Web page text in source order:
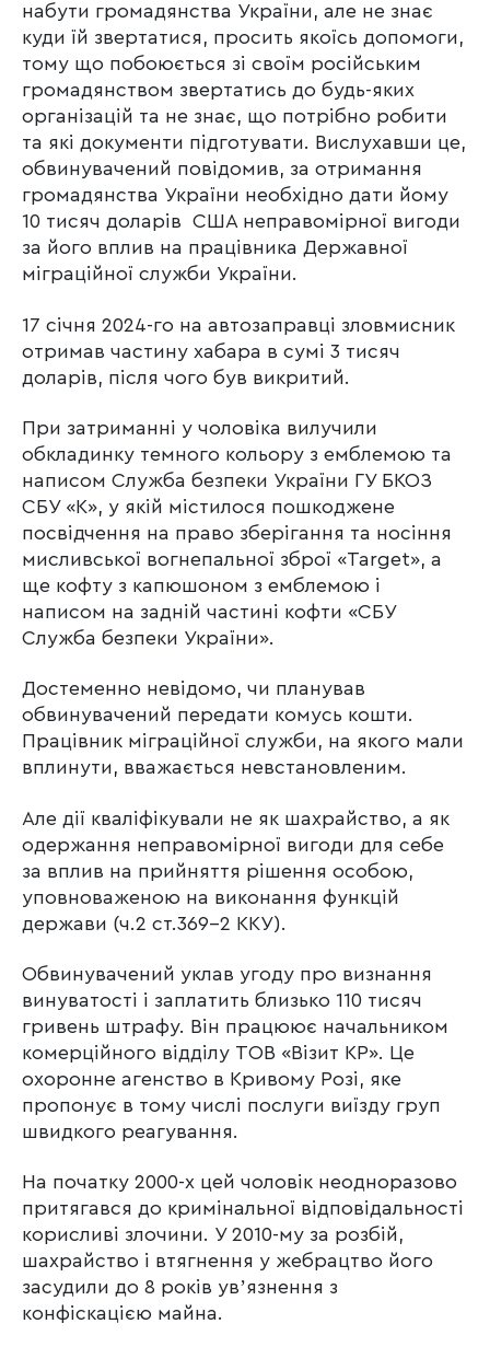
набути громадянства України, але не знає
куди їй звертатися, просить якоїсь допомоги,
тому що побоюється зі своїм російським
громадянством звертатись до будь-яких
організацій та не знає, що потрібно робити
та які документи підготувати. Вислухавши це,
обвинувачений повідомив, за отримання
громадянства України необхідно дати йому
10 тисяч доларів США неправомірної вигоди
за його вплив на працівника Державної
міграційної служби України.
17 січня 2024-го на автозаправці зловмисник
отримав частину хабара в сумі 3 тисяч
доларів, після чого був викритий.
При затриманні у чоловіка вилучили
обкладинку темного кольору з емблемою та
написом Служба безпеки України ГУ БКОЗ
СБУ «К», у якій містилося пошкоджене
посвідчення на право зберігання та носіння
мисливської вогнепальної зброї «Target», а
ще кофту з капюшоном з емблемою і
написом на задній частині кофти «СБУ
Служба безпеки України».
Достеменно невідомо, чи планував
обвинувачений передати комусь кошти.
Працівник міграційної служби, на якого мали
вплинути, вважається невстановленим.
Але дії кваліфікували не як шахрайство, а як
одержання неправомірної вигоди для себе
за вплив на прийняття рішення особою,
уповноваженою на виконання функцій
держави (ч.2 ст.369-2 ККУ).
Обвинувачений уклав угоду про визнання
винуватості і заплатить близько 110 тисяч
гривень штрафу. Він працюює начальником
комерційного відділу ТОВ «Візит КР». Це
охоронне агенство в Кривому Розі, яке
пропонує в тому числі послуги виїзду груп
швидкого реагування.
На початку 2000-х цей чоловік неодноразово
притягався до кримінальної відповідальності
корисливі злочини. У 2010-му за розбій,
шахрайство і втягнення у жебрацтво його
засудили до 8 років увʼязнення з
конфіскацією майна.